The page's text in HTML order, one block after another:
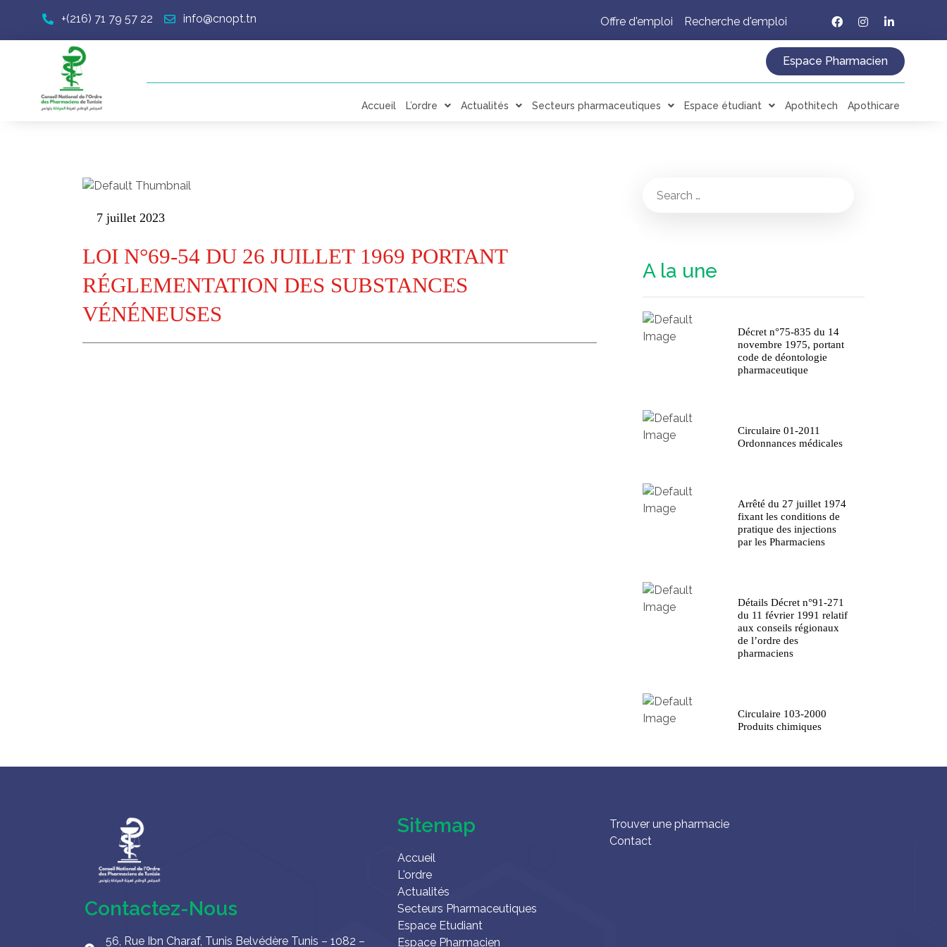
+(216) 71 79 57 22 info@cnopt.tn Offre d'emploi Recherche d'emploi
Espace Pharmacien
Accueil L’ordre Actualités Secteurs pharmaceutiques Espace étudiant Apothitech Apothicare
7 juillet 2023
LOI N°69-54 DU 26 JUILLET 1969 PORTANT
RÉGLEMENTATION DES SUBSTANCES
VÉNÉNEUSES
A la une
Décret n°75-835 du 14
novembre 1975, portant
code de déontologie
pharmaceutique
Circulaire 01-2011
Ordonnances médicales
Arrêté du 27 juillet 1974
fixant les conditions de
pratique des injections
par les Pharmaciens
Détails Décret n°91-271
du 11 février 1991 relatif
aux conseils régionaux
de l’ordre des
pharmaciens
Circulaire 103-2000
Produits chimiques
Contactez-Nous
56, Rue Ibn Charaf, Tunis Belvédère Tunis – 1082 –
Sitemap
Accueil
L'ordre
Actualités
Secteurs Pharmaceutiques
Espace Etudiant
Espace Pharmacien
Trouver une pharmacie
Contact